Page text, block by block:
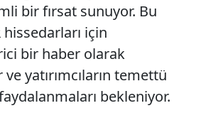
bir fırsat sunuyor. Bu
için
bir haber olarak
yatırımcıların temettü
bekleniyor.